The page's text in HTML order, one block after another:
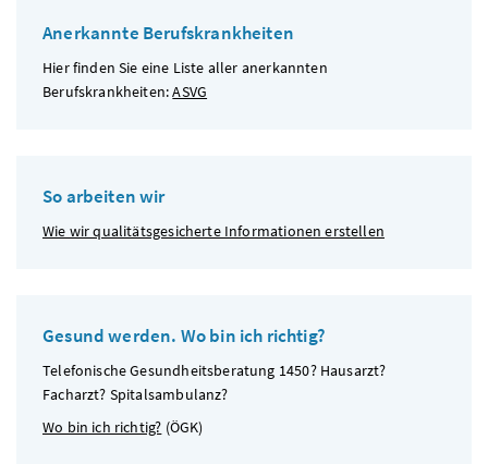
Anerkannte Berufskrankheiten
Hier finden Sie eine Liste aller anerkannten
Berufskrankheiten:ASVG
So arbeiten wir
Wie wir qualitätsgesicherte Informationen erstellen
Gesund werden. Wo bin ich richtig?
Telefonische Gesundheitsberatung 1450? Hausarzt?
Facharzt? Spitalsambulanz?
Wo bin ich richtig? (ÖGK)